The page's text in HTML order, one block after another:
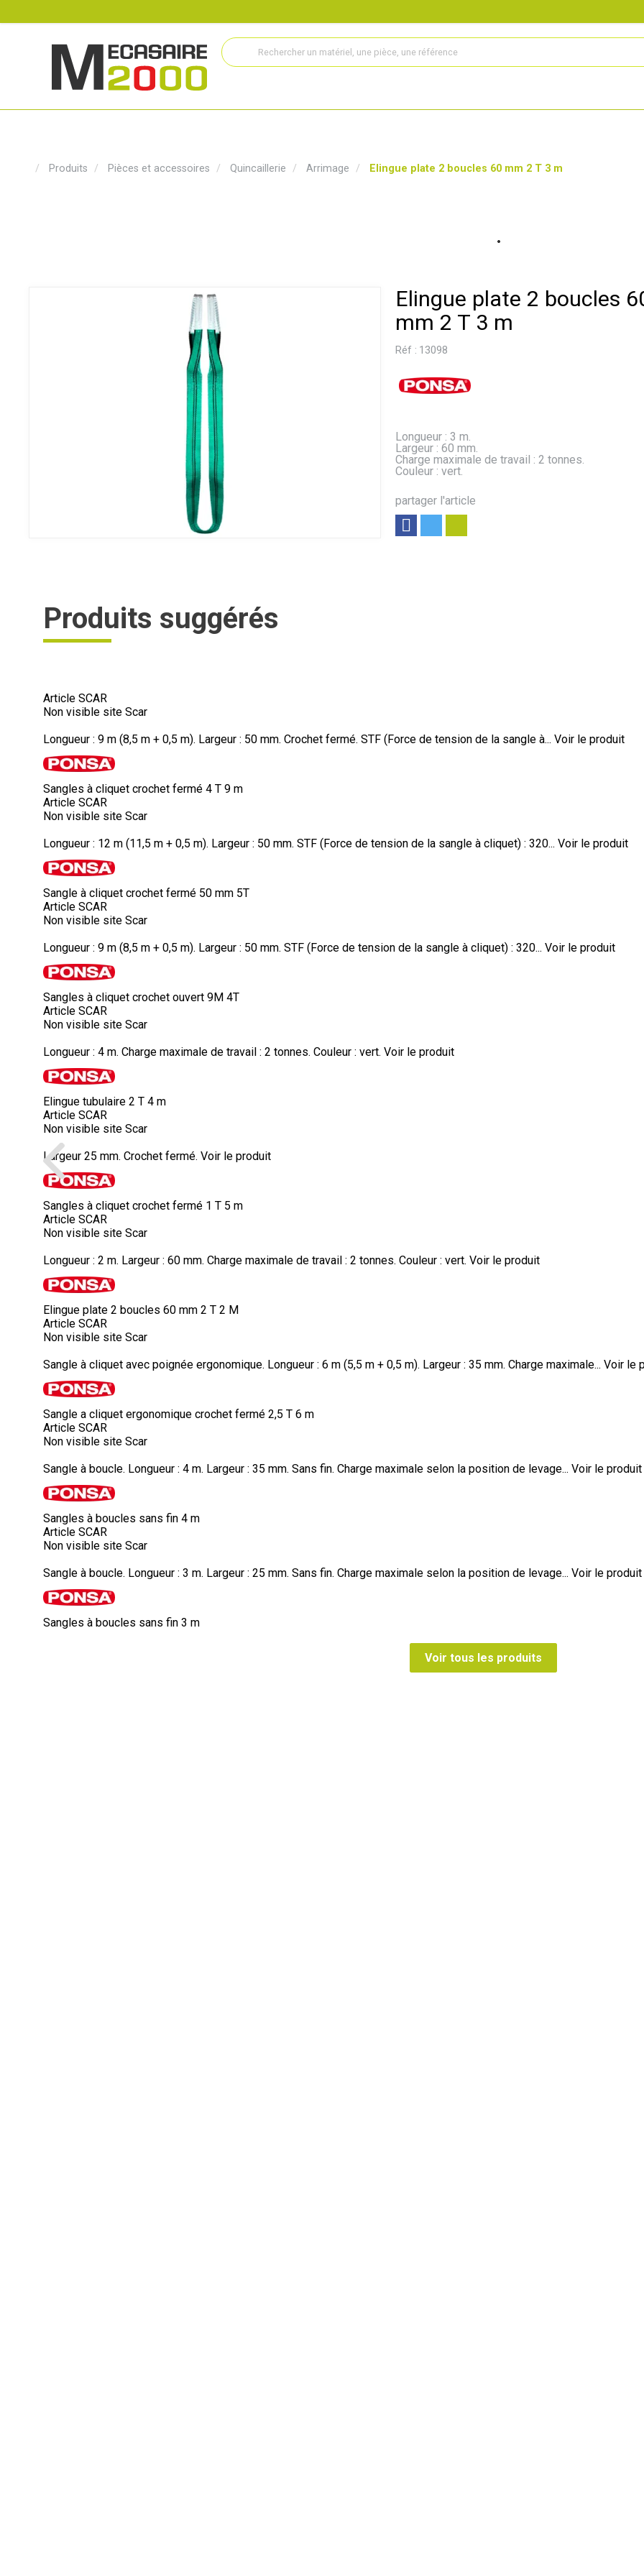
Produits Pièces et accessoires Quincaillerie Arrimage Elingue plate 2 boucles 60 mm 2 T 3 m
Elingue plate 2 boucles
mm 2 T 3 m
Réf : 13098
partager l'article
Longueur : 3 m.
Largeur : 60 mm.
Charge maximale de travail : 2 tonnes.
Couleur : vert.
Produits suggérés
Article SCAR
Non visible site Scar
Longueur : 9 m (8,5 m + 0,5 m). Largeur : 50 mm. Crochet fermé. STF (Force de tension de la sangle à... Voir le produit
Sangles à cliquet crochet fermé 4 T 9 m
Article SCAR
Non visible site Scar
Longueur : 12 m (11,5 m + 0,5 m). Largeur : 50 mm. STF (Force de tension de la sangle à cliquet) : 320... Voir le produit
Sangle à cliquet crochet fermé 50 mm 5T
Article SCAR
Non visible site Scar
Longueur : 9 m (8,5 m + 0,5 m). Largeur : 50 mm. STF (Force de tension de la sangle à cliquet) : 320... Voir le produit
Sangles à cliquet crochet ouvert 9M 4T
Article SCAR
Non visible site Scar
Longueur : 4 m. Charge maximale de travail : 2 tonnes. Couleur : vert. Voir le produit
Elingue tubulaire 2 T 4 m
Article SCAR
Non visible site Scar
Largeur 25 mm. Crochet fermé. Voir le produit
Sangles à cliquet crochet fermé 1 T 5 m
Article SCAR
Non visible site Scar
Longueur : 2 m. Largeur : 60 mm. Charge maximale de travail : 2 tonnes. Couleur : vert. Voir le produit
Elingue plate 2 boucles 60 mm 2 T 2 M
Article SCAR
Non visible site Scar
Sangle à cliquet avec poignée ergonomique. Longueur : 6 m (5,5 m + 0,5 m). Largeur : 35 mm. Charge maximale... Voir le
Sangle a cliquet ergonomique crochet fermé 2,5 T 6 m
Article SCAR
Non visible site Scar
Sangle à boucle. Longueur : 4 m. Largeur : 35 mm. Sans fin. Charge maximale selon la position de levage... Voir le produit
Sangles à boucles sans fin 4 m
Article SCAR
Non visible site Scar
Sangle à boucle. Longueur : 3 m. Largeur : 25 mm. Sans fin. Charge maximale selon la position de levage... Voir le produit
Sangles à boucles sans fin 3 m
Voir tous les produits